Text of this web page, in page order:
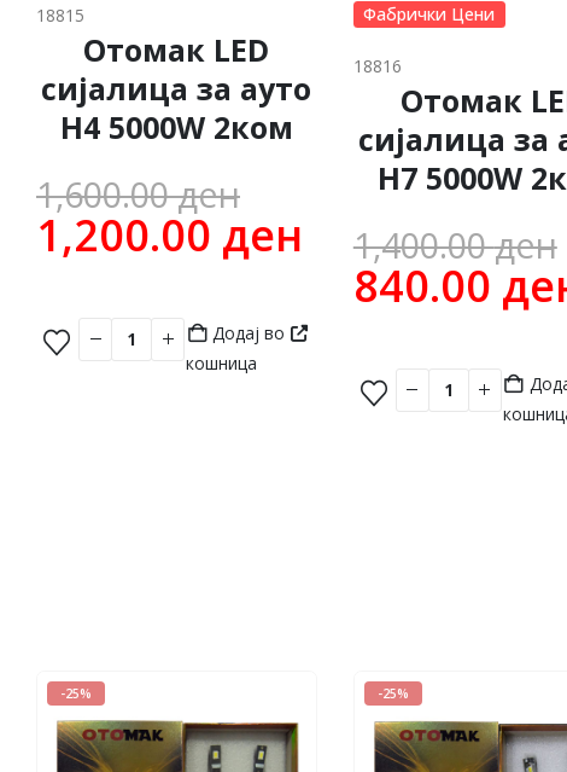
18815
Отомак LED
сијалица за ауто
H4 5000W 2ком
1,600.00ден Original
price
was:
1,600.00 ден.
1,200.00 ден Current
price
is:
1,200.00
Додај во
кошница
Фабрички Цени
18816
Отомак
сијалица за
H7 5000W
1,400.00ден
840.00
-25% -25%